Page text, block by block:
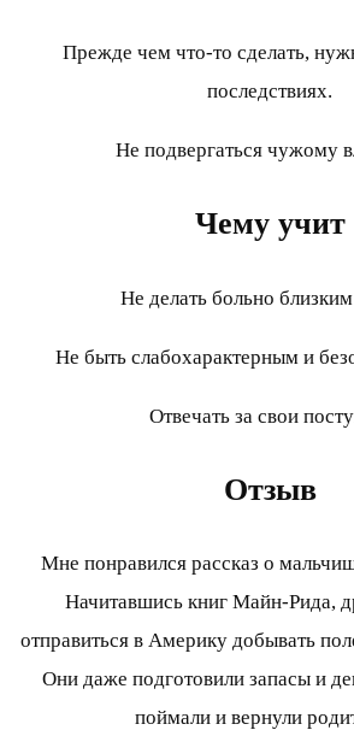
Прежде чем что-то сделать,
последствиях.
Не подвергаться чужому
Чему учит
Не делать больно
Не быть слабохарактерным и
Отвечать за свои
Отзыв
Мне понравился рассказ о
Начитавшись книг Майн-Рида,
отправиться в Америку добывать
Они даже подготовили запасы и
поймали и вернули